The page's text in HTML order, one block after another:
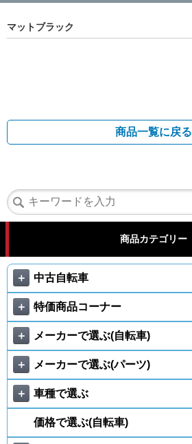
マットブラック
商品一覧に戻る
商品カテゴリー
＋ 中古自転車
＋ 特価商品コーナー
＋ メーカーで選ぶ(自転車)
＋ メーカーで選ぶ(パーツ)
＋ 車種で選ぶ
価格で選ぶ(自転車)